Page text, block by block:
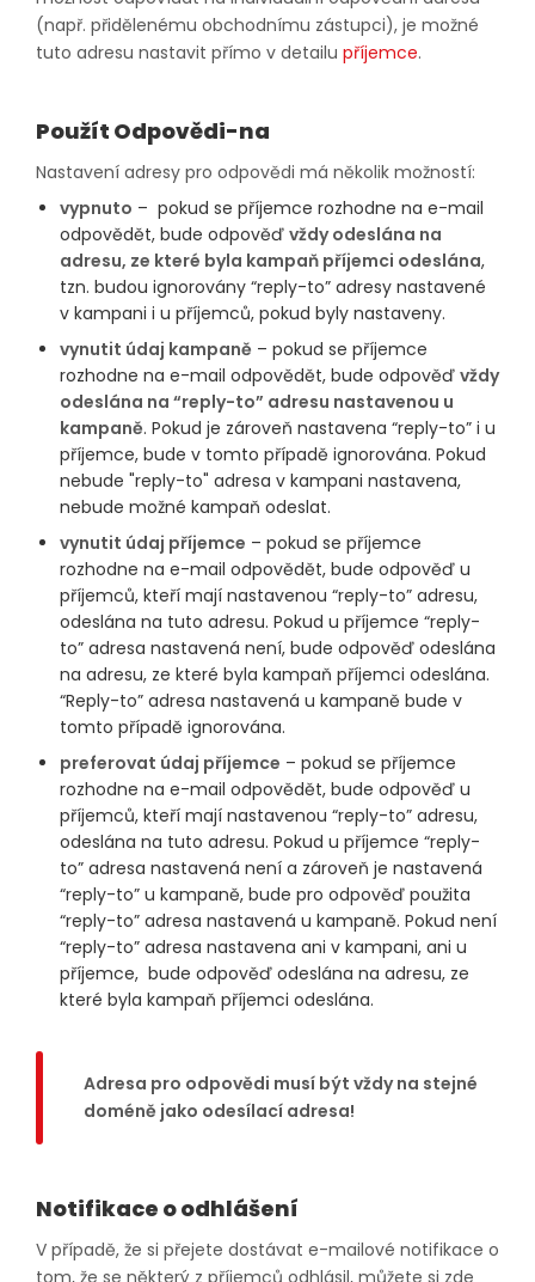
(např. přidělenému obchodnímu zástupci), je možné
tuto adresu nastavit přímo v detailu příjemce.
Použít Odpovědi-na
Nastavení adresy pro odpovědi má několik možností:
vypnuto – pokud se příjemce rozhodne na e-mail
odpovědět, bude odpověď vždy odeslána na
adresu, ze které byla kampaň příjemci odeslána,
tzn. budou ignorovány “reply-to” adresy nastavené
v kampani i u příjemců, pokud byly nastaveny.
vynutit údaj kampaně – pokud se příjemce
rozhodne na e-mail odpovědět, bude odpověď vždy
odeslána na “reply-to” adresu nastavenou u
kampaně. Pokud je zároveň nastavena “reply-to” i u
příjemce, bude v tomto případě ignorována. Pokud
nebude "reply-to" adresa v kampani nastavena,
nebude možné kampaň odeslat.
vynutit údaj příjemce – pokud se příjemce
rozhodne na e-mail odpovědět, bude odpověď u
příjemců, kteří mají nastavenou “reply-to” adresu,
odeslána na tuto adresu. Pokud u příjemce “reply-
to” adresa nastavená není, bude odpověď odeslána
na adresu, ze které byla kampaň příjemci odeslána.
“Reply-to” adresa nastavená u kampaně bude v
tomto případě ignorována.
preferovat údaj příjemce – pokud se příjemce
rozhodne na e-mail odpovědět, bude odpověď u
příjemců, kteří mají nastavenou “reply-to” adresu,
odeslána na tuto adresu. Pokud u příjemce “reply-
to” adresa nastavená není a zároveň je nastavená
“reply-to” u kampaně, bude pro odpověď použita
“reply-to” adresa nastavená u kampaně. Pokud není
“reply-to” adresa nastavena ani v kampani, ani u
příjemce, bude odpověď odeslána na adresu, ze
které byla kampaň příjemci odeslána.
Adresa pro odpovědi musí být vždy na stejné
doméně jako odesílací adresa!
Notifikace o odhlášení
V případě, že si přejete dostávat e-mailové notifikace o
tom, že se některý z příjemců odhlásil, můžete si zde